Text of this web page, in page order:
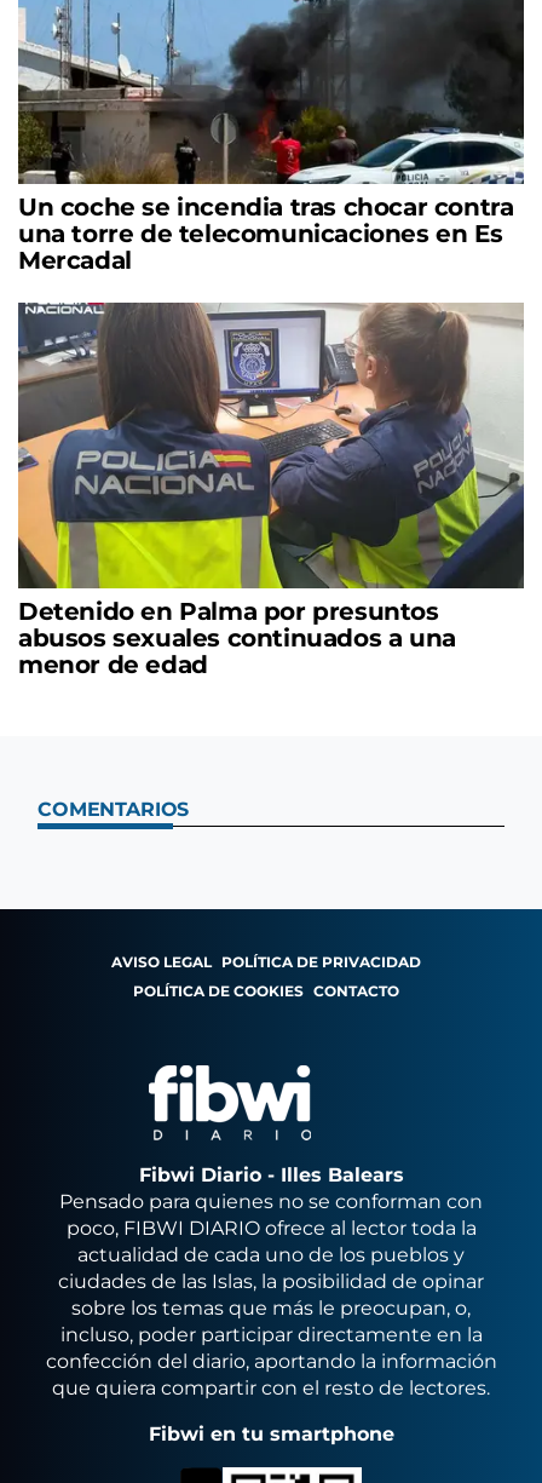
Un coche se incendia tras chocar contra
una torre de telecomunicaciones en Es
Mercadal
Detenido en Palma por presuntos
abusos sexuales continuados a una
menor de edad
COMENTARIOS
AVISO LEGAL POLÍTICA DE PRIVACIDAD
POLÍTICA DE COOKIES CONTACTO
Fibwi Diario - Illes Balears
Pensado para quienes no se conforman con
poco, FIBWI DIARIO ofrece al lector toda la
actualidad de cada uno de los pueblos y
ciudades de las Islas, la posibilidad de opinar
sobre los temas que más le preocupan, o,
incluso, poder participar directamente en la
confección del diario, aportando la información
que quiera compartir con el resto de lectores.
Fibwi en tu smartphone